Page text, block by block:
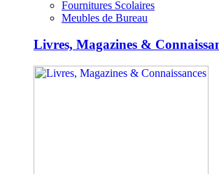
Fournitures Scolaires
Meubles de Bureau
Livres, Magazines &